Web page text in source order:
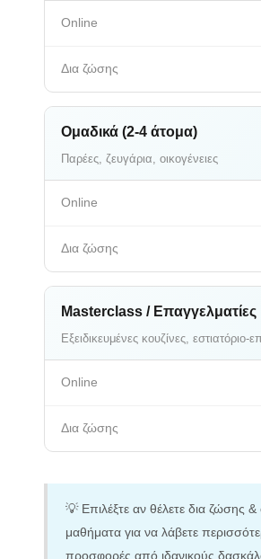
Ομαδικά (2-4 άτομα)
Παρέες, ζευγάρια, οικογένειες
Masterclass / Επαγγελματίες
Εξειδικευμένες κουζίνες, εστιατόριο-
💡 Επιλέξτε αν θέλετε δια ζώσης
μαθήματα για να λάβετε
προσφορές από ιδανικούς